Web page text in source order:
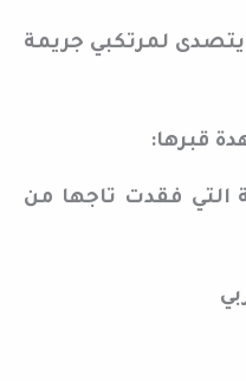
لمرتكبي جريمة
قبرها:
التي فقدت تاجها من